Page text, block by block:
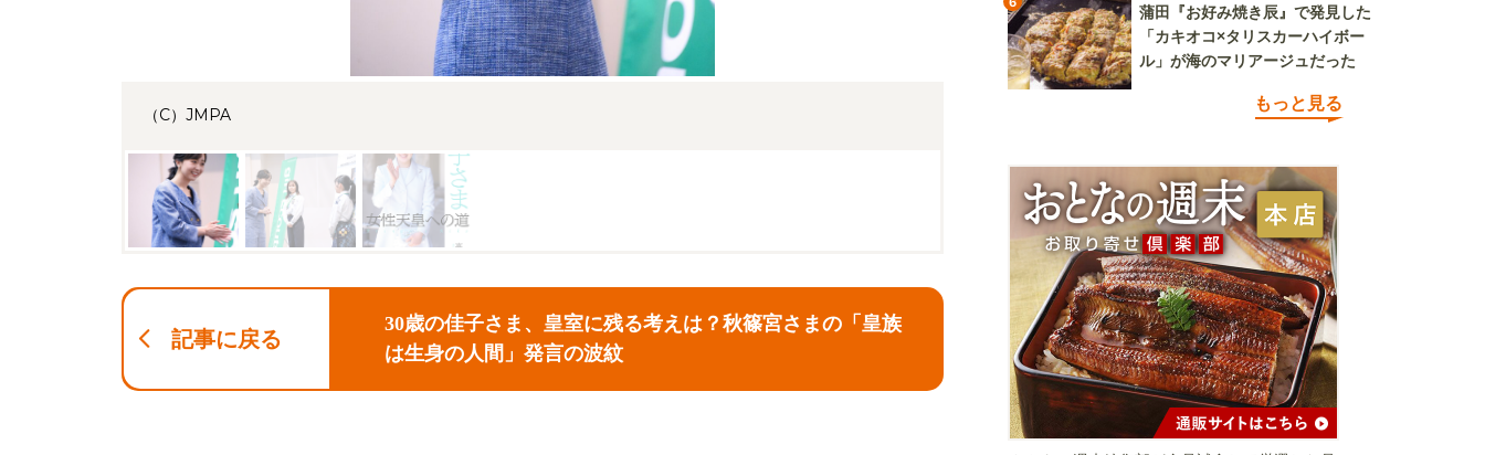
（C）JMPA
記事に戻る
30歳の佳子さま、皇室に残る考えは？秋篠宮さまの「皇族
は生身の人間」発言の波紋
蒲田『お好み焼き辰』で発見した
「カキオコ×タリスカーハイボー
ル」が海のマリアージュだった
もっと見る